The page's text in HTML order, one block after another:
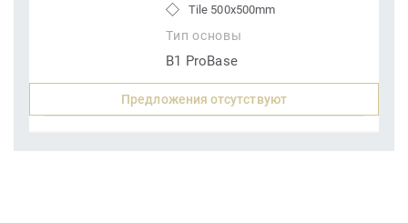
Tile 500x500mm
Тип основы
B1 ProBase
Предложения отсутствуют